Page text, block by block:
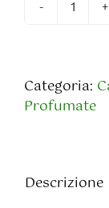
Categoria:
Profumate
Descrizione